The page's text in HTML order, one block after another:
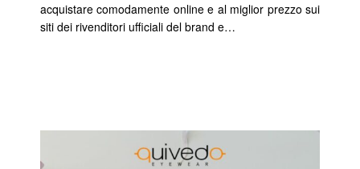
acquistare comodamente online e al miglior prezzo sui
siti dei rivenditori ufficiali del brand e…